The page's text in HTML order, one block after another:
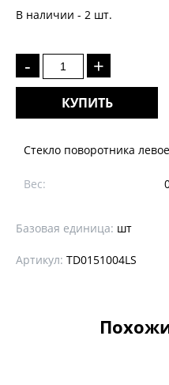
В наличии - 2 шт.
- +
КУПИТЬ
Стекло поворотника
Вес:
Базовая единица: шт
Артикул: TD0151004LS